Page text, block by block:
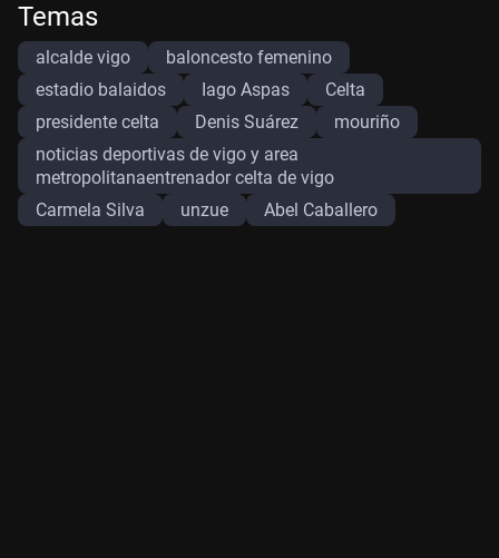
Temas
alcalde vigo
baloncesto femenino
estadio balaidos
Iago Aspas
Celta
presidente celta
Denis Suárez
mouriño
noticias deportivas de vigo y area
metropolitanaentrenador celta de vigo
Carmela Silva
unzue Abel Caballero